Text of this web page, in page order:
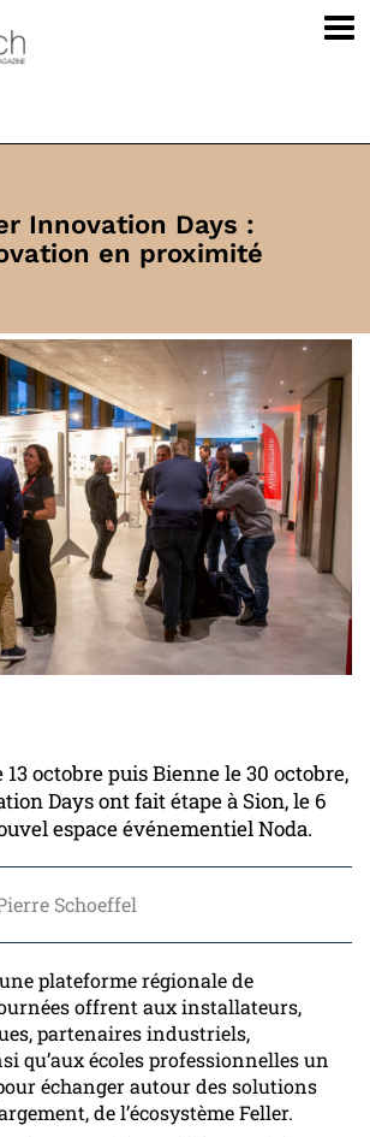
Innovation Days :
en proximité
13 octobre puis Bienne le 30 octobre,
Days ont fait étape à Sion, le 6
espace événementiel Noda.
Schoeffel
plateforme régionale de
offrent aux installateurs,
partenaires industriels,
qu’aux écoles professionnelles un
échanger autour des solutions
de l’écosystème Feller.